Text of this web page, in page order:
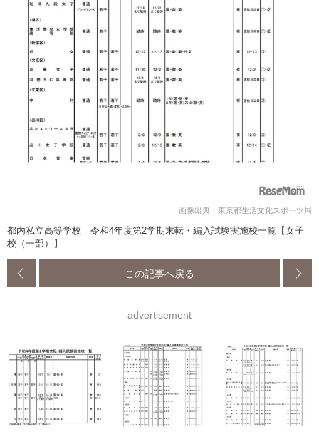
画像出典：東京都生活文化スポーツ局
都内私立高等学校 令和4年度第2学期末転・編入試験実施校一覧【女子
校（一部）】
この記事へ戻る
advertisement